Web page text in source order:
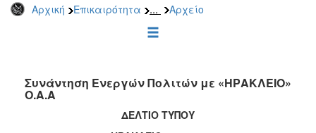
Αρχική Επικαιρότητα ... Αρχείο
ΕΠΙΣΚΕΠΤΗΣ
Συνάντηση Ενεργών Πολιτών με «ΗΡΑΚΛΕΙΟ»
Ο.Α.Α
ΔΕΛΤΙΟ ΤΥΠΟΥ